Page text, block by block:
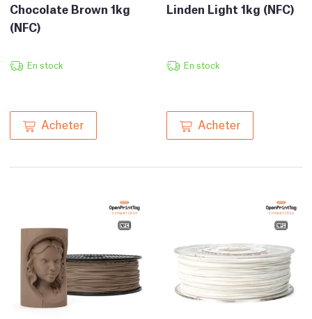
Chocolate Brown 1kg
(NFC)
En stock
Acheter
Linden Light 1kg (NFC)
En stock
Acheter